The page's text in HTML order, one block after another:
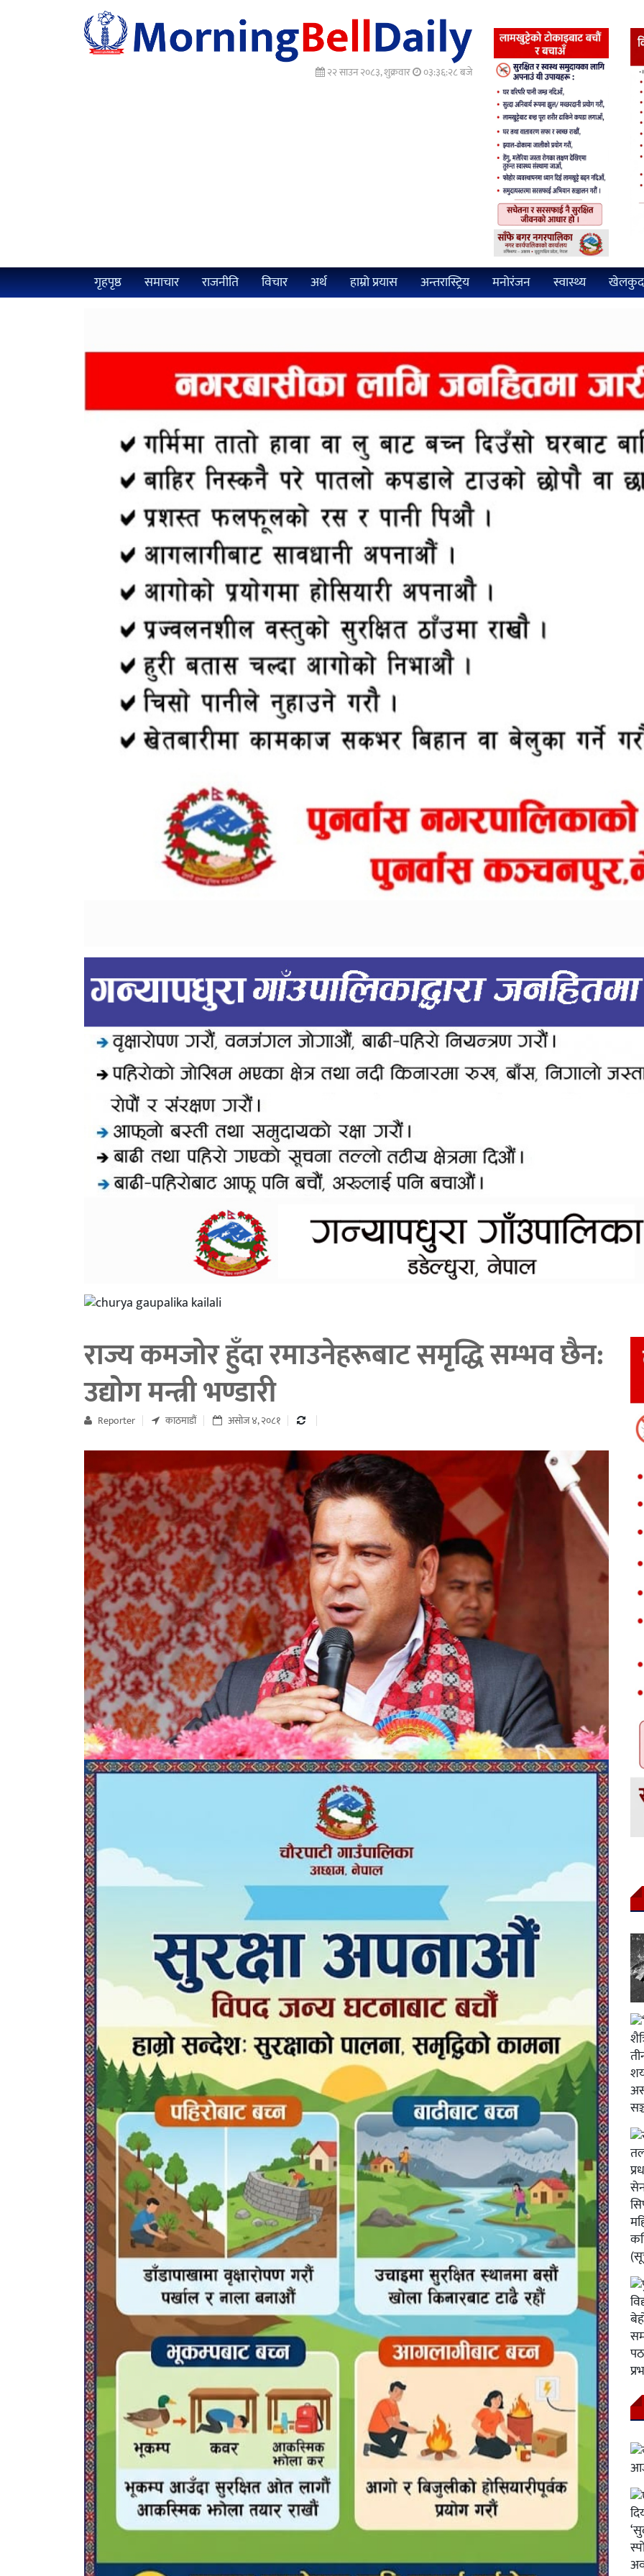
२२ साउन २०८३, शुक्रवार ०३:३६:२९ बजे
गृहपृष्ठ समाचार राजनीति विचार अर्थ हाम्रो प्रयास अन्तरास्ट्रिय मनोरंजन स्वास्थ्य खेलकुद
राज्य कमजोर हुँदा रमाउनेहरूबाट समृद्धि सम्भव छैन:
उद्योग मन्त्री भण्डारी
Reporter काठमाडौं असोज ४, २०८१